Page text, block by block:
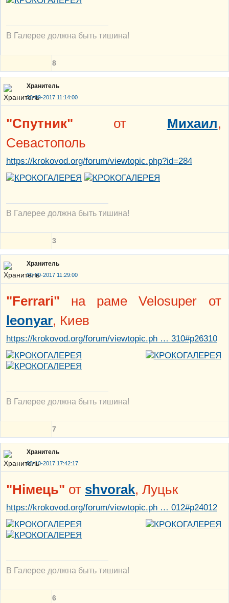
В Галерее должна быть тишина!
8
Хранитель
30-09-2017 11:14:00
"Спутник" от Михаил,
Севастополь
https://krokovod.org/forum/viewtopic.php?id=284
В Галерее должна быть тишина!
3
Хранитель
30-09-2017 11:29:00
"Ferrari" на раме Velosuper от
leonyar, Киев
https://krokovod.org/forum/viewtopic.ph … 310#p26310
В Галерее должна быть тишина!
7
Хранитель
03-10-2017 17:42:17
"Німець" от shvorak, Луцьк
https://krokovod.org/forum/viewtopic.ph … 012#p24012
В Галерее должна быть тишина!
6